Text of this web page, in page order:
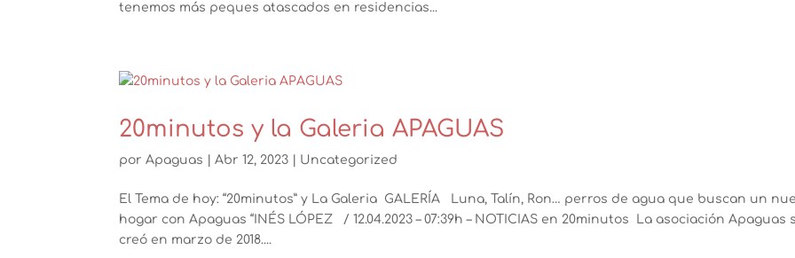
tenemos más peques atascados en residencias...
20minutos y la Galeria APAGUAS
porApaguas |Abr 12, 2023 Uncategorized
El Tema de hoy: “20minutos” y La Galeria GALERÍA Luna, Talín, Ron… perros de agua que buscan un
hogar con Apaguas “INÉS LÓPEZ / 12.04.2023 – 07:39h – NOTICIAS en 20minutos La asociación Apaguas
creó en marzo de 2018....